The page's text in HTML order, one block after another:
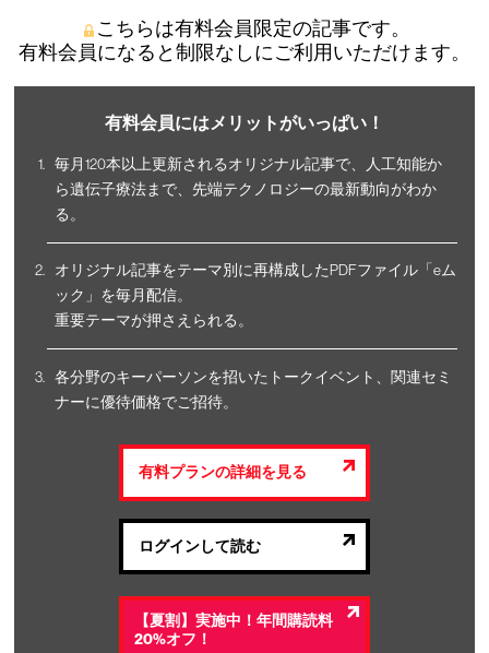
こちらは有料会員限定の記事です。
有料会員になると制限なしにご利用いただけます。
有料会員にはメリットがいっぱい！
毎月120本以上更新されるオリジナル記事で、人工知能か
ら遺伝子療法まで、先端テクノロジーの最新動向がわか
る。
オリジナル記事をテーマ別に再構成したPDFファイル「eム
ック」を毎月配信。
重要テーマが押さえられる。
各分野のキーパーソンを招いたトークイベント、関連セミ
ナーに優待価格でご招待。
有料プランの詳細を見る
ログインして読む
【夏割】実施中！年間購読料
20%オフ！